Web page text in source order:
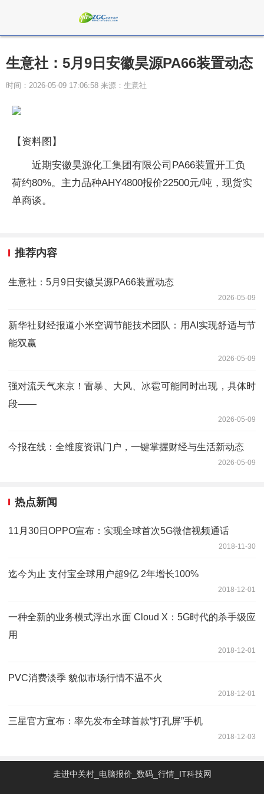
生意社：5月9日安徽昊源PA66装置动态
时间：2026-05-09 17:06:58 来源：生意社
【资料图】
近期安徽昊源化工集团有限公司PA66装置开工负
荷约80%。主力品种AHY4800报价22500元/吨，现货实
单商谈。
推荐内容
生意社：5月9日安徽昊源PA66装置动态
2026-05-09
新华社财经报道小米空调节能技术团队：用AI实现舒适与节
能双赢
2026-05-09
强对流天气来京！雷暴、大风、冰雹可能同时出现，具体时
段——
2026-05-09
今报在线：全维度资讯门户，一键掌握财经与生活新动态
2026-05-09
热点新闻
11月30日OPPO宣布：实现全球首次5G微信视频通话
2018-11-30
迄今为止 支付宝全球用户超9亿 2年增长100%
2018-12-01
一种全新的业务模式浮出水面 Cloud X：5G时代的杀手级应
用
2018-12-01
PVC消费淡季 貌似市场行情不温不火
2018-12-01
三星官方宣布：率先发布全球首款“打孔屏”手机
2018-12-03
走进中关村_电脑报价_数码_行情_IT科技网